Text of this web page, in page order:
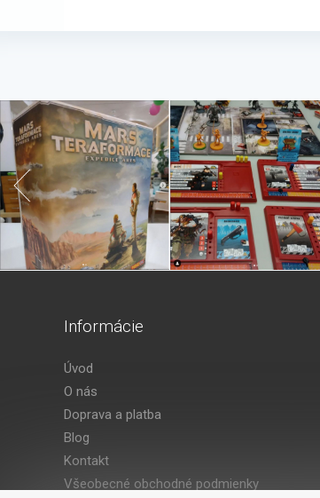
Informácie
Úvod
O nás
Doprava a platba
Blog
Kontakt
Všeobecné obchodné podmienky